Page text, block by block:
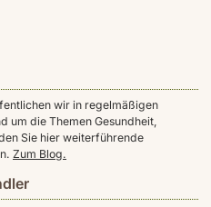
wir in regelmäßigen
um die Themen Gesundheit,
Sie hier weiterführende
Zum Blog.